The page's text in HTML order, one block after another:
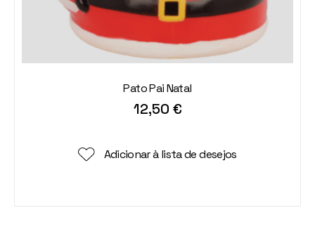
Pato Pai Natal
12,50 €
Adicionar à lista de desejos